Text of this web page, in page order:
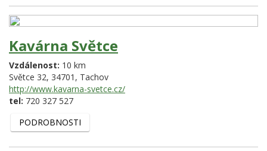
Kavárna Světce
Vzdálenost: 10 km
Světce 32, 34701, Tachov
http://www.kavarna-svetce.cz/
tel: 720 327 527
PODROBNOSTI